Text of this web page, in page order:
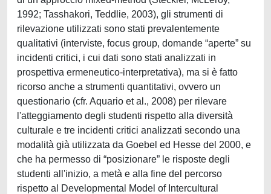
1992; Tasshakori, Teddlie, 2003), gli strumenti di
rilevazione utilizzati sono stati prevalentemente
qualitativi (interviste, focus group, domande “aperte” su
incidenti critici, i cui dati sono stati analizzati in
prospettiva ermeneutico-interpretativa), ma si è fatto
ricorso anche a strumenti quantitativi, ovvero un
questionario (cfr. Aquario et al., 2008) per rilevare
l'atteggiamento degli studenti rispetto alla diversità
culturale e tre incidenti critici analizzati secondo una
modalità già utilizzata da Goebel ed Hesse del 2000, e
che ha permesso di “posizionare” le risposte degli
studenti all'inizio, a metà e alla fine del percorso
rispetto al Developmental Model of Intercultural